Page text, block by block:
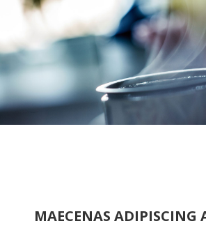
MAECENAS ADIPISCING